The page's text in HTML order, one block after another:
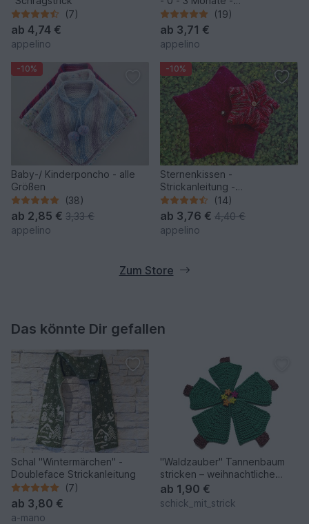
(7)
ab 4,74 €
appelino
Strickanleitung
(19)
ab 3,71 €
appelino
-10%
Baby-/ Kinderponcho - alle
Größen
(38)
ab 2,85 € 3,33 €
appelino
-10%
Sternenkissen -
Strickanleitung -
Kuschelkissen
(14)
ab 3,76 € 4,40 €
appelino
Zum Store
Das könnte Dir gefallen
Schal "Wintermärchen" -
Doubleface Strickanleitung
(7)
ab 3,80 €
a-mano
"Waldzauber" Tannenbaum
stricken – weihnachtliche
Deko in 3 Größen
ab 1,90 €
schick_mit_strick